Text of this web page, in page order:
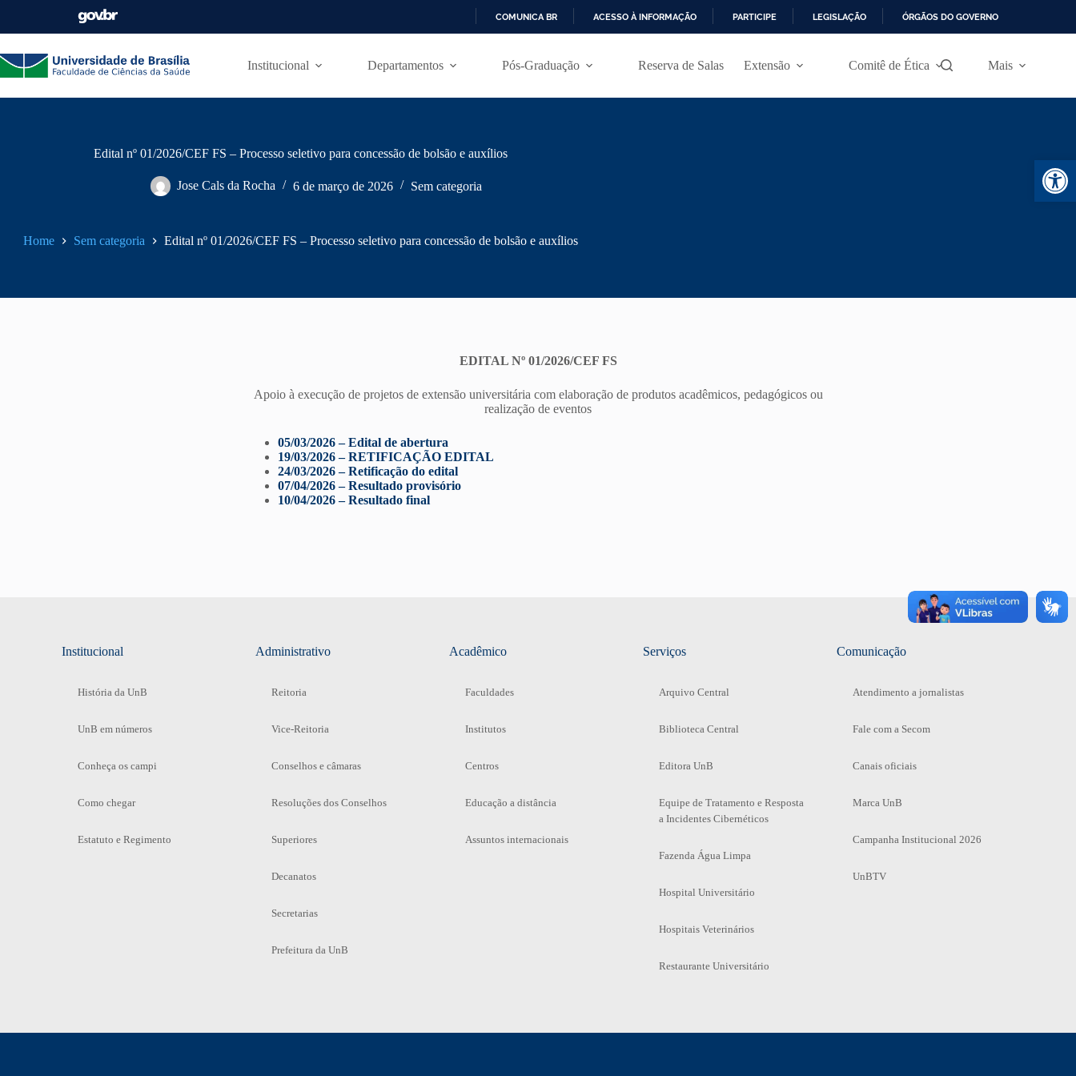
P
R
O
COMUNICA BR ACESSO À INFORMAÇÃO PARTICIPE LEGISLAÇÃO ÓRGÃOS DO GOVERNO
Institucional Departamentos Pós-Graduação Reserva de Salas Extensão Comitê de Ética Mais
Edital nº 01/2026/CEF FS – Processo seletivo para concessão de bolsão e auxílios
Jose Cals da Rocha 6 de março de 2026 Sem categoria
Home Sem categoria Edital nº 01/2026/CEF FS – Processo seletivo para concessão de bolsão e auxílios
EDITAL Nº 01/2026/CEF FS
Apoio à execução de projetos de extensão universitária com elaboração de produtos acadêmicos, pedagógicos ou
realização de eventos
05/03/2026 – Edital de abertura
19/03/2026 – RETIFICAÇÃO EDITAL
24/03/2026 – Retificação do edital
07/04/2026 – Resultado provisório
10/04/2026 – Resultado final
Institucional
História da UnB
UnB em números
Conheça os campi
Como chegar
Estatuto e Regimento
Administrativo
Reitoria
Vice-Reitoria
Conselhos e câmaras
Resoluções dos Conselhos
Superiores
Decanatos
Secretarias
Prefeitura da UnB
Acadêmico
Faculdades
Institutos
Centros
Educação a distância
Assuntos internacionais
Serviços
Arquivo Central
Biblioteca Central
Editora UnB
Equipe de Tratamento e Resposta
a Incidentes Cibernéticos
Fazenda Água Limpa
Hospital Universitário
Hospitais Veterinários
Restaurante Universitário
Comunicação
Atendimento a jornalistas
Fale com a Secom
Canais oficiais
Marca UnB
Campanha Institucional 2026
UnBTV